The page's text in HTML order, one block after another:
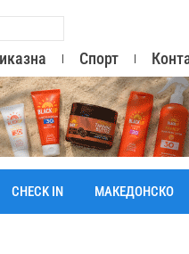
Спорт
CHECK IN МАКЕДОНСКО